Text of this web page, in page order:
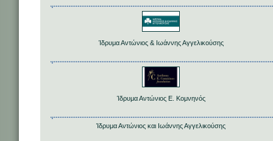
Ίδρυμα Αντώνιος & Ιωάννης Αγγελικούσης
Ίδρυμα Αντώνιος Ε. Κομνηνός
Ίδρυμα Αντώνιος και Ιωάννης Αγγελικούσης